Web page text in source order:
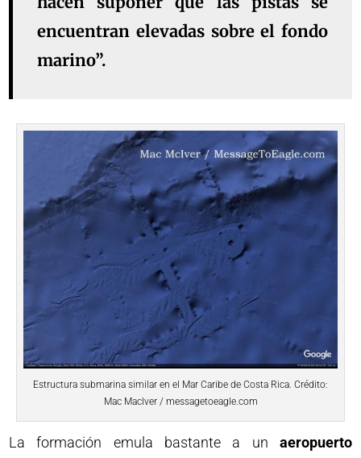
encuentran elevadas sobre el fondo
marino”.
Estructura submarina similar en el Mar Caribe de Costa Rica. Crédito:
Mac MacIver / messagetoeagle.com
La formación emula bastante a un aeropuerto